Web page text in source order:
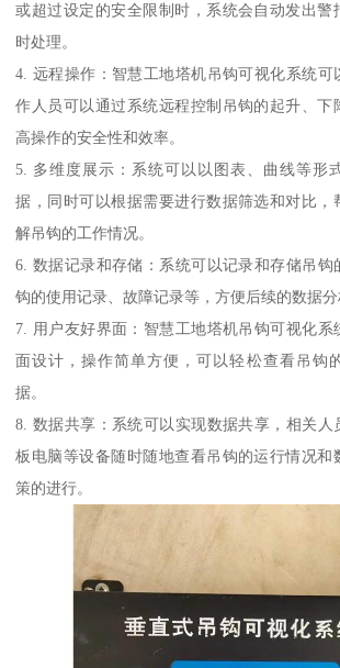
或超过设定的安全限制时，系统会自动发出警
时处理。
4. 远程操作：智慧工地塔机吊钩可视化系统可
作人员可以通过系统远程控制吊钩的起升、下
高操作的安全性和效率。
5. 多维度展示：系统可以以图表、曲线等形
据，同时可以根据需要进行数据筛选和对比，
解吊钩的工作情况。
6. 数据记录和存储：系统可以记录和存储吊钩
钩的使用记录、故障记录等，方便后续的数据分
7. 用户友好界面：智慧工地塔机吊钩可视化系
面设计，操作简单方便，可以轻松查看吊钩
据。
8. 数据共享：系统可以实现数据共享，相关人
板电脑等设备随时随地查看吊钩的运行情况和
策的进行。